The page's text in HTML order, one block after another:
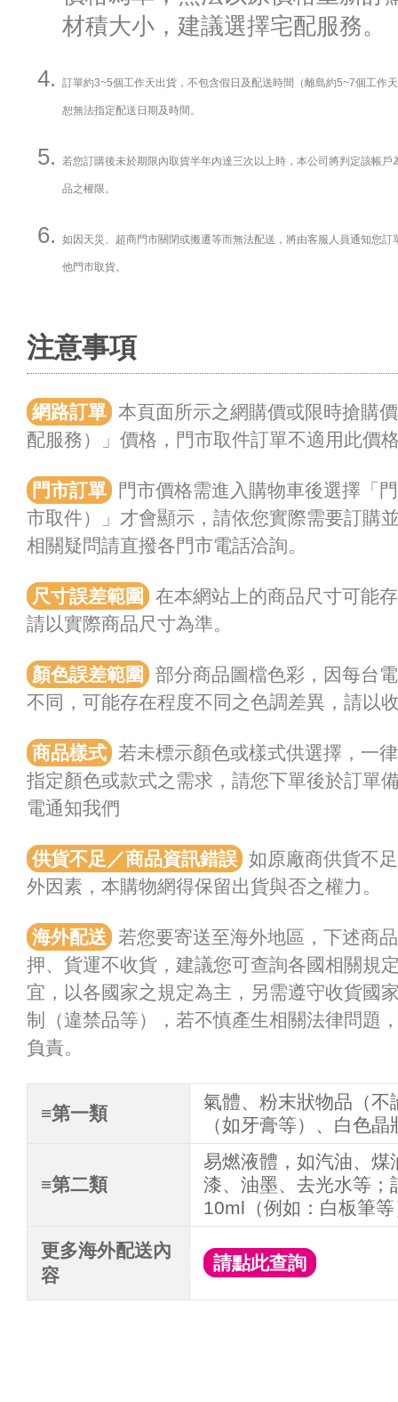
材積大小，建議選擇宅配服務。
訂單約3~5個工作天出貨，不包含假日及配送時間（離島約5~7個工作
恕無法指定配送日期及時間。
若您訂購後未於期限內取貨半年內達三次以上時，本公司將判定該帳
品之權限。
如因天災、超商門市關閉或搬遷等而無法配送，將由客服人員通知您
他門市取貨。
注意事項
網路訂單 本頁面所示之網購價或限時搶購
配服務）」價格，門市取件訂單不適用此價
門市訂單
門市價格需進入購物車後選擇「
市取件）」才會顯示，請依您實際需要訂購
相關疑問請直撥各門市電話洽詢。
尺寸誤差範圍
在本網站上的商品尺寸可能
請以實際商品尺寸為準。
顏色誤差範圍
部分商品圖檔色彩，因每台
不同，可能存在程度不同之色調差異，請以
商品樣式
若未標示顏色或樣式供選擇，一
指定顏色或款式之需求，請您下單後於訂單
電通知我們
供貨不足／商品資訊錯誤 如原廠商供貨不
外因素，本購物網得保留出貨與否之權力。
海外配送
若您要寄送至海外地區，下述商
押、貨運不收貨，建議您可查詢各國相關規
宜，以各國家之規定為主，另需遵守收貨國
制（違禁品等），若不慎產生相關法律問題
負責。
≡第一類
氣體、粉末狀物品（不
（如牙膏等）、白色晶
≡第二類
易燃液體，如汽油、
漆、油墨、去光水等；
10ml（例如：白板筆
更多海外配送內
容
請點此查詢